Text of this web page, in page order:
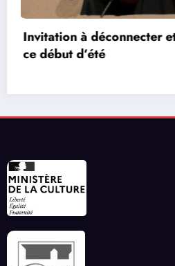
Les réseaux de
vidéos